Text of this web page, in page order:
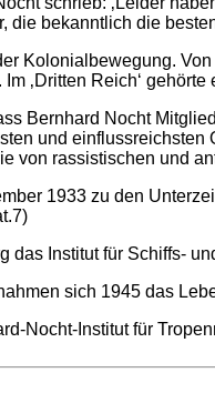
die bekanntlich die
Kolonialbewegung.
‚Dritten Reich‘
Bernhard Nocht
und
von rassistischen und
1933 zu den
das Institut für Schiffs-
sich 1945 das
Nocht-Institut für